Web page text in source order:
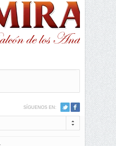
SÍGUENOS EN: